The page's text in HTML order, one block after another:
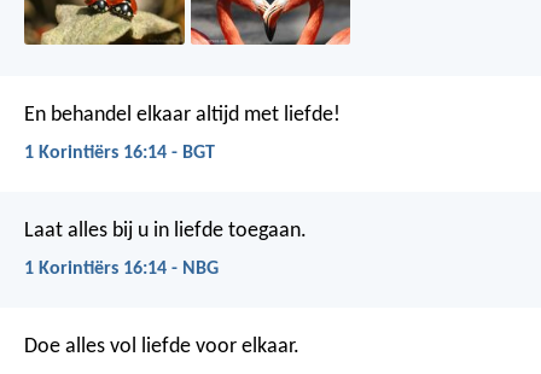
En behandel elkaar altijd met liefde!
1 Korintiërs 16:14 - BGT
Laat alles bij u in liefde toegaan.
1 Korintiërs 16:14 - NBG
Doe alles vol liefde voor elkaar.